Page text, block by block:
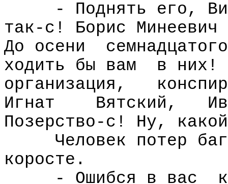
- Поднять его,
так-с! Борис Минеевич
До осени
ходить бы вам
в них!
организация,
Игнат
Вятский,
Позерство-с! Ну,
Человек потер
коросте.
- Ошибся в вас